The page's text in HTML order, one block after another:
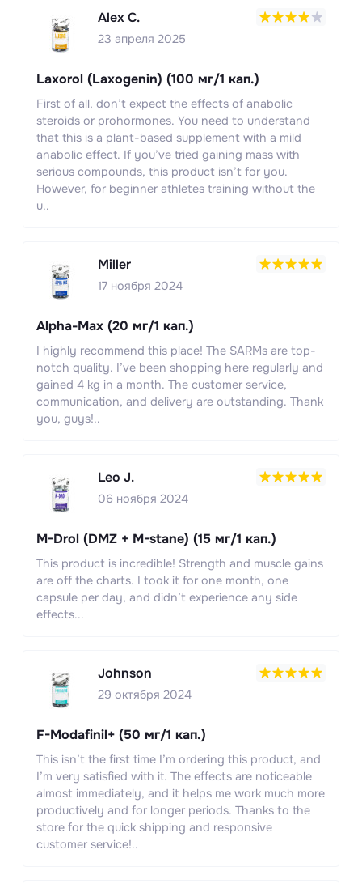
Alex C.
23 апреля 2025
Laxorol (Laxogenin) (100 мг/1 кап.)
First of all, don’t expect the effects of anabolic
steroids or prohormones. You need to understand
that this is a plant-based supplement with a mild
anabolic effect. If you’ve tried gaining mass with
serious compounds, this product isn’t for you.
However, for beginner athletes training without the
u..
Miller
17 ноября 2024
Alpha-Max (20 мг/1 кап.)
I highly recommend this place! The SARMs are top-
notch quality. I’ve been shopping here regularly and
gained 4 kg in a month. The customer service,
communication, and delivery are outstanding. Thank
you, guys!..
Leo J.
06 ноября 2024
M-Drol (DMZ + M-stane) (15 мг/1 кап.)
This product is incredible! Strength and muscle gains
are off the charts. I took it for one month, one
capsule per day, and didn’t experience any side
effects...
Johnson
29 октября 2024
F-Modafinil+ (50 мг/1 кап.)
This isn’t the first time I’m ordering this product, and
I’m very satisfied with it. The effects are noticeable
almost immediately, and it helps me work much more
productively and for longer periods. Thanks to the
store for the quick shipping and responsive
customer service!..